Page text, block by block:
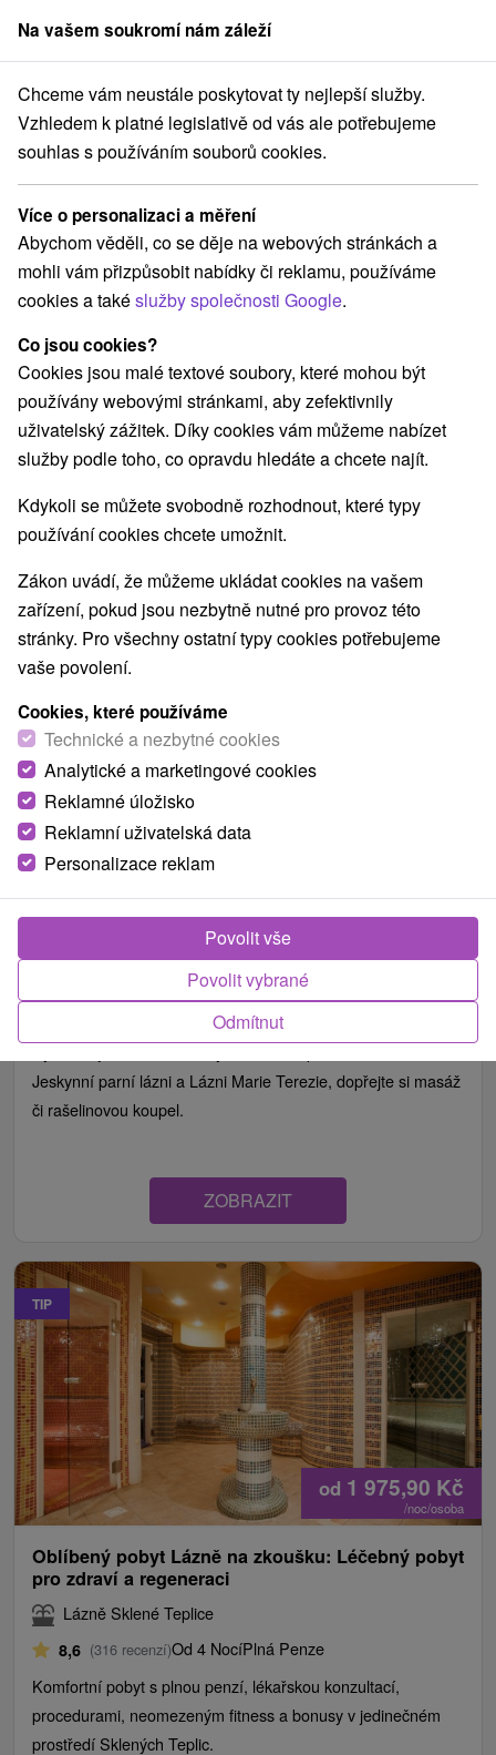
člen skupinySorger
Banskobystrický kraj Sklené Teplice Lázně Sklené Teplice
Pobyty - Lázně Sklené Teplice
Sklené Teplice
Navigovat do místa
O LÁZNÍCH POBYTY
Poloha
Hronom, Sklené Teplice
Víkendový léčebný pobyt: Zasloužená regenerace
Lázně Sklené Teplice
Od 2 NocíPlná Penze
Vychutnejte si léčivé účinky termálních pramenů, relax v
Jeskynní parní lázni a Lázni Marie Terezie, dopřejte si masáž
či rašelinovou koupel.
ZOBRAZIT
TIP
od 1 975,90 Kč
/noc/osoba
Oblíbený pobyt Lázně na zkoušku: Léčebný pobyt
pro zdraví a regeneraci
Lázně Sklené Teplice
8,6 (316 recenzí)Od 4 NocíPlná Penze
Komfortní pobyt s plnou penzí, lékařskou konzultací,
procedurami, neomezeným fitness a bonusy v jedinečném
prostředí Sklených Teplic.
Na vašem soukromí nám záleží
Chceme vám neustále poskytovat ty nejlepší služby.
Vzhledem k platné legislativě od vás ale potřebujeme
souhlas s používáním souborů cookies.
Více o personalizaci a měření
Abychom věděli, co se děje na webových stránkách a
mohli vám přizpůsobit nabídky či reklamu, používáme
cookies a takéslužby společnosti Google.
Co jsou cookies?
Cookies jsou malé textové soubory, které mohou být
používány webovými stránkami, aby zefektivnily
uživatelský zážitek. Díky cookies vám můžeme nabízet
služby podle toho, co opravdu hledáte a chcete najít.
Kdykoli se můžete svobodně rozhodnout, které typy
používání cookies chcete umožnit.
Zákon uvádí, že můžeme ukládat cookies na vašem
zařízení, pokud jsou nezbytně nutné pro provoz této
stránky. Pro všechny ostatní typy cookies potřebujeme
vaše povolení.
Cookies, které používáme
Technické a nezbytné cookies
Analytické a marketingové cookies
Reklamné úložisko
Reklamní uživatelská data
Personalizace reklam
Odmítnut
Povolit vybrané
Povolit vše